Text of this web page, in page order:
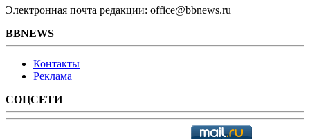
Электронная почта редакции: office@bbnews.ru
BBNEWS
Контакты
Реклама
СОЦСЕТИ